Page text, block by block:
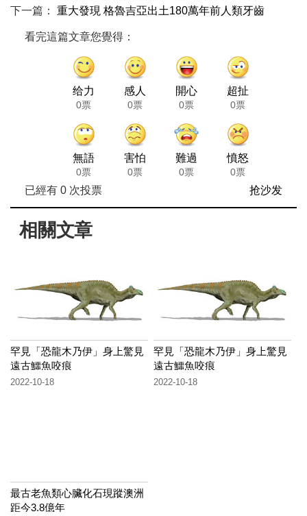
下一篇：
重大發現 格魯吉亞出土180萬年前人類牙齒
看完這篇文章您覺得：
给力
0票
感人
0票
開心
0票
超扯
0票
無語
0票
害怕
0票
難過
0票
憤怒
0票
已經有 0次投票 抢沙发
相關文章
罕見「恐龍木乃伊」身上驚見
遠古鱷魚咬痕
2022-10-18
罕見「恐龍木乃伊」身上驚見
遠古鱷魚咬痕
2022-10-18
最古老魚類心臟化石現蹤澳洲
距今3.8億年